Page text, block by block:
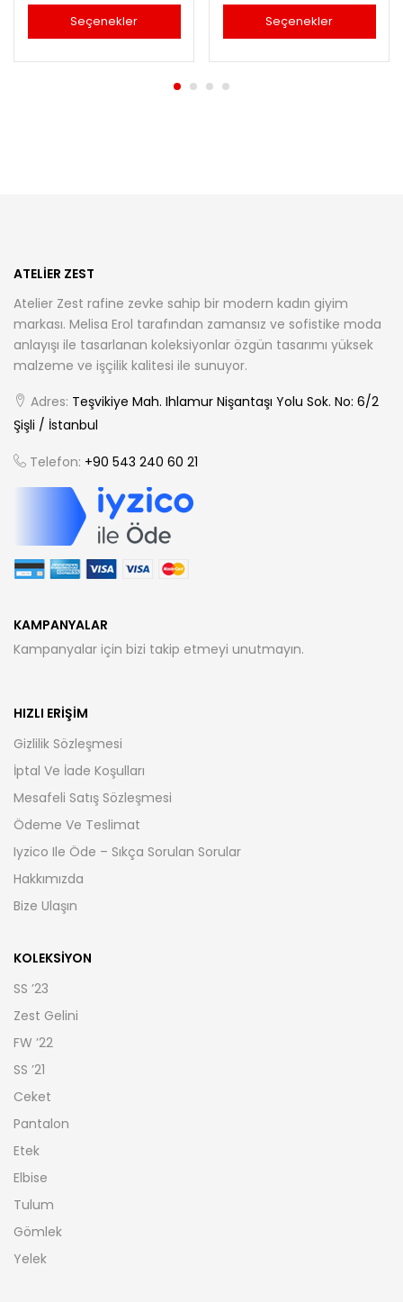
Seçenekler Seçenekler
ATELIER ZEST
Atelier Zest rafine zevke sahip bir modern kadın giyim
markası. Melisa Erol tarafından zamansız ve sofistike moda
anlayışı ile tasarlanan koleksiyonlar özgün tasarımı yüksek
malzeme ve işçilik kalitesi ile sunuyor.
Adres: Teşvikiye Mah. Ihlamur Nişantaşı Yolu Sok. No: 6/2
Şişli / İstanbul
Telefon: +90 543 240 60 21
KAMPANYALAR
Kampanyalar için bizi takip etmeyi unutmayın.
HIZLI ERIŞIM
Gizlilik Sözleşmesi
İptal Ve İade Koşulları
Mesafeli Satış Sözleşmesi
Ödeme Ve Teslimat
Iyzico Ile Öde – Sıkça Sorulan Sorular
Hakkımızda
Bize Ulaşın
KOLEKSIYON
SS ’23
Zest Gelini
FW ’22
SS ’21
Ceket
Pantalon
Etek
Elbise
Tulum
Gömlek
Yelek